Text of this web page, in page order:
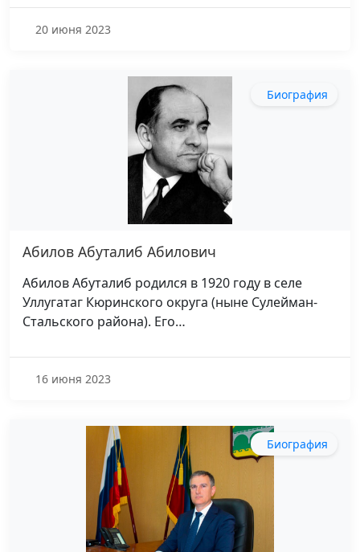
20 июня 2023
Биография
Абилов Абуталиб Абилович
Абилов Абуталиб родился в 1920 году в селе
Уллугатаг Кюринского округа (ныне Сулейман-
Стальского района). Его…
16 июня 2023
Биография